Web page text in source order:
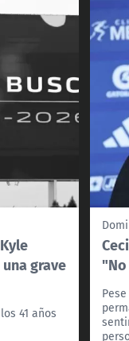
grave
41 años